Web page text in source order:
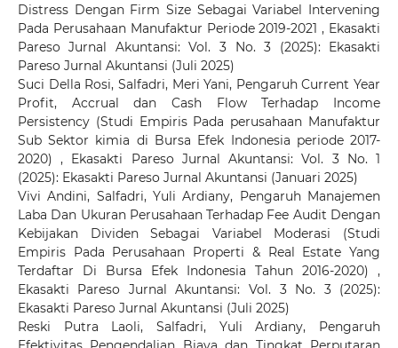
Distress Dengan Firm Size Sebagai Variabel Intervening
Pada Perusahaan Manufaktur Periode 2019-2021, Ekasakti
Pareso Jurnal Akuntansi: Vol. 3 No. 3 (2025): Ekasakti
Pareso Jurnal Akuntansi (Juli 2025)
Suci Della Rosi, Salfadri, Meri Yani, Pengaruh Current Year
Profit, Accrual dan Cash Flow Terhadap Income
Persistency (Studi Empiris Pada perusahaan Manufaktur
Sub Sektor kimia di Bursa Efek Indonesia periode 2017-
2020), Ekasakti Pareso Jurnal Akuntansi: Vol. 3 No. 1
(2025): Ekasakti Pareso Jurnal Akuntansi (Januari 2025)
Vivi Andini, Salfadri, Yuli Ardiany, Pengaruh Manajemen
Laba Dan Ukuran Perusahaan Terhadap Fee Audit Dengan
Kebijakan Dividen Sebagai Variabel Moderasi (Studi
Empiris Pada Perusahaan Properti & Real Estate Yang
Terdaftar Di Bursa Efek Indonesia Tahun 2016-2020),
Ekasakti Pareso Jurnal Akuntansi: Vol. 3 No. 3 (2025):
Ekasakti Pareso Jurnal Akuntansi (Juli 2025)
Reski Putra Laoli, Salfadri, Yuli Ardiany, Pengaruh